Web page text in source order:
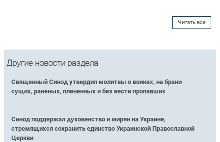
Читать все
Другие новости раздела
Священный Синод утвердил молитвы о воинах, на брани
сущих, раненых, плененных и без вести пропавших
Синод поддержал духовенство и мирян на Украине,
стремящихся сохранить единство Украинской Православной
Церкви